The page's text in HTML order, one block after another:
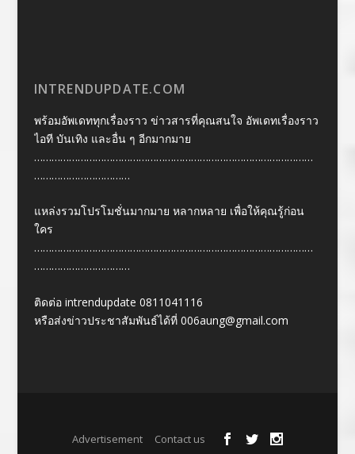
INTRENDUPDATE.COM
พร้อมอัพเดททุกเรื่องราว ข่าวสารที่คุณสนใจ อัพเดทเรื่องราว
ไอที บันเทิง และอื่น ๆ อีกมากมาย
……………………………………………………………………………………
……………………………
แหล่งรวมโปรโมชั่นมากมาย หลากหลาย เพื่อให้คุณรู้ก่อน
ใคร
……………………………………………………………………………………
……………………………
ติดต่อ intrendupdate 0811041116
หรือส่งข่าวประชาสัมพันธ์ได้ที่ 006aung@gmail.com
Advertisement Contact us